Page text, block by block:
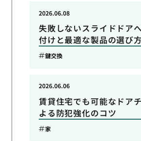
失敗しないスライドドア
付けと最適な製品の選び方
2026.06.08
鍵交換
賃貸住宅でも可能なドア
よる防犯強化のコツ
2026.06.06
家